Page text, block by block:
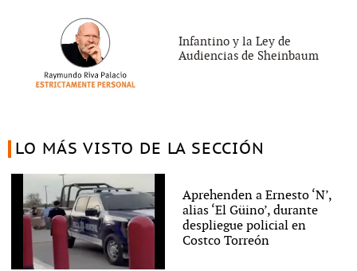
Infantino y la Ley de
Audiencias de Sheinbaum
LO MÁS VISTO DE LA SECCIÓN
Aprehenden a Ernesto ‘N’,
alias ‘El Güino’, durante
despliegue policial en
Costco Torreón